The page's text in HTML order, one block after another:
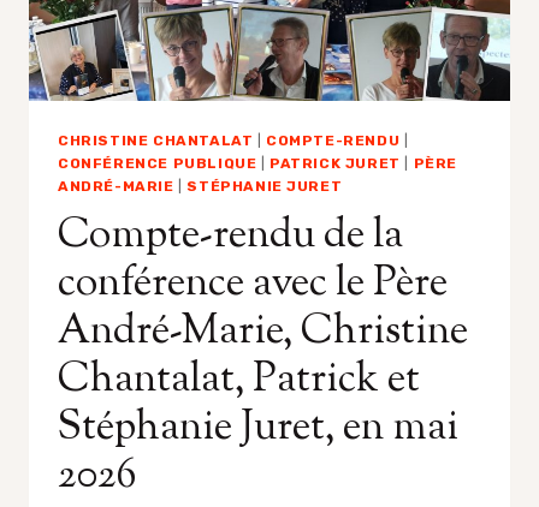
CHRISTINE CHANTALAT COMPTE-RENDU
CONFÉRENCE PUBLIQUE
PATRICK JURET
PÈRE
ANDRÉ-MARIE
STÉPHANIE JURET
Compte-rendu de la
conférence avec le Père
André-Marie, Christine
Chantalat, Patrick et
Stéphanie Juret, en mai
2026